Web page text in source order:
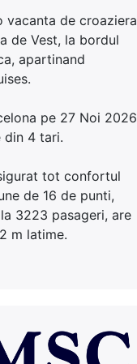
vacanta de croaziera
de Vest, la bordul
apartinand
pe 27 Noi 2026
din 4 tari.
tot confortul
de 16 de punti,
3223 pasageri, are
m latime.